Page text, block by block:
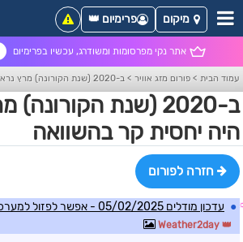
אתר נקי מפרסומות ומשודרג, עכשיו בפרימיום
מיקום פרימיום 👑
עמוד הבית > פורום מזג אוויר > ב-2020 (שנת הקורונה) מרץ נראה לי היה יחסית קר בהשוואה
ב-2020 (שנת
היה יחסית קר בהשוואה
חזרה לפורום
● עדכון מודלים 05/02/2025 - אפשר לפזול למערכת הבאה?